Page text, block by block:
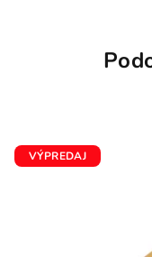
VÝPREDAJ